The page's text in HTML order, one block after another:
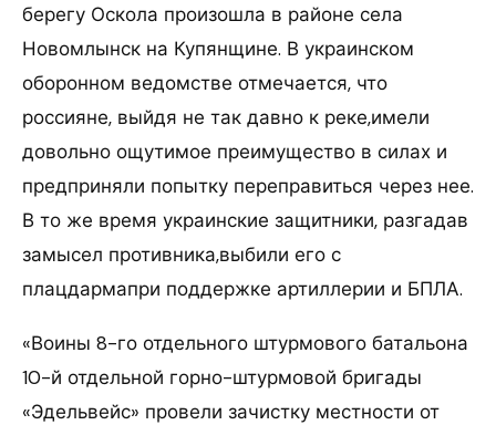
берегу Оскола произошла в районе села
Новомлынск на Купянщине. В украинском
оборонном ведомстве отмечается, что
россияне, выйдя не так давно к реке,имели
довольно ощутимое преимущество в силах и
предприняли попытку переправиться через нее.
В то же время украинские защитники, разгадав
замысел противника,выбили его с
плацдармапри поддержке артиллерии и БПЛА.
«Воины 8-го отдельного штурмового батальона
10-й отдельной горно-штурмовой бригады
«Эдельвейс» провели зачистку местности от